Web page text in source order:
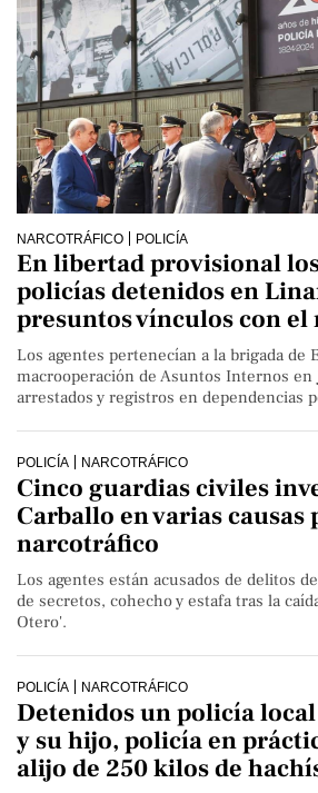
NARCOTRÁFICO POLICÍA
En libertad provisional
policías detenidos en
presuntos vínculos con
Los agentes pertenecían a la brigada de
macrooperación de Asuntos Internos en
arrestados y registros en dependencias
POLICÍA NARCOTRÁFICO
Cinco guardias civiles
Carballo en varias causas
narcotráfico
Los agentes están acusados de delitos
de secretos, cohecho y estafa tras la
Otero'.
POLICÍA NARCOTRÁFICO
Detenidos un policía
y su hijo, policía en
alijo de 250 kilos de